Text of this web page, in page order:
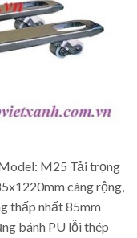
M25 Tải trọng
càng rộng,
thấp nhất 85mm
bánh PU lỗi thép